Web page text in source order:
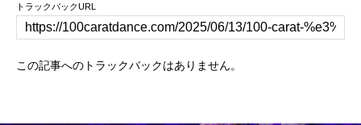
トラックバックURL
この記事へのトラックバックはありません。